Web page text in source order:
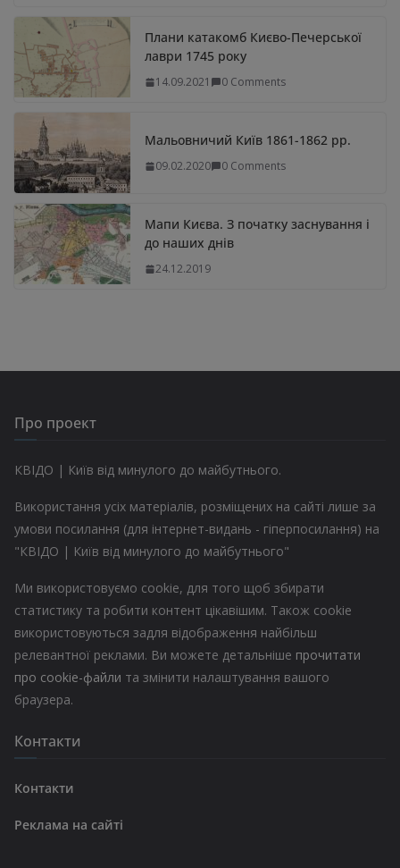
Плани катакомб Києво-Печерської
лаври 1745 року
14.09.2021 0 Comments
Мальовничий Київ 1861-1862 рр.
09.02.2020 0 Comments
Мапи Києва. З початку заснування і
до наших днів
24.12.2019
Про проект
КВІДО | Київ від минулого до майбутнього.
Використання усіх матеріалів, розміщених на сайті лише за
умови посилання (для інтернет-видань - гіперпосилання) на
"КВІДО | Київ від минулого до майбутнього"
Ми використовуємо cookie, для того щоб збирати
статистику та робити контент цікавішим. Також cookie
використовуються задля відображення найбільш
релевантної реклами. Ви можете детальніше прочитати
про cookie-файли та змінити налаштування вашого
браузера.
Контакти
Контакти
Реклама на сайті